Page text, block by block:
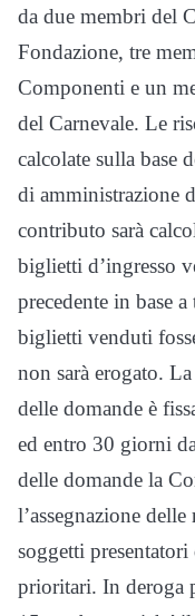
da due membri del
Fondazione, tre
Componenti e un
del Carnevale. Le
calcolate sulla base
di amministrazione
contributo sarà
biglietti d’ingresso
precedente in base
biglietti venduti
non sarà erogato.
delle domande è
ed entro 30 giorni
delle domande la
l’assegnazione
soggetti
prioritari. In deroga